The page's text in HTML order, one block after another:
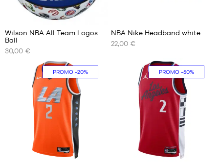
UNSERE
VERFÜGBAREN
Größe
4
Wilson NBA All Team Logos
Ball
30,00 €
UNSERE
Einheitsgröße
NBA Nike Headband white
22,00 €
PROMO-20%
39
PROMO-50%
39